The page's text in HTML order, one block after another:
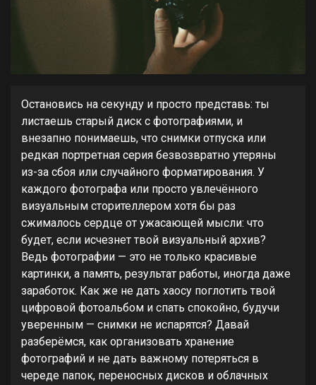
Остановись на секунду и просто представь: ты
листаешь старый диск с фотографиями, и
внезапно понимаешь, что снимки отпуска или
редкая портретная серия безвозвратно утеряны
из-за сбоя или случайного форматирования. У
каждого фотографа или просто увлечённого
визуальным сторителлером хотя бы раз
сжималось сердце от ужасающей мысли: что
будет, если исчезнет твой визуальный архив?
Ведь фотографии — это не только красивые
картинки, а память, результат работы, иногда даже
заработок. Как же не дать хаосу поглотить твой
цифровой фотоальбом и спать спокойно, будучи
уверенным — снимки не испарятся? Давай
разберёмся, как организовать хранение
фотографий и не дать важному потеряться в
череде папок, переносных дисков и облачных